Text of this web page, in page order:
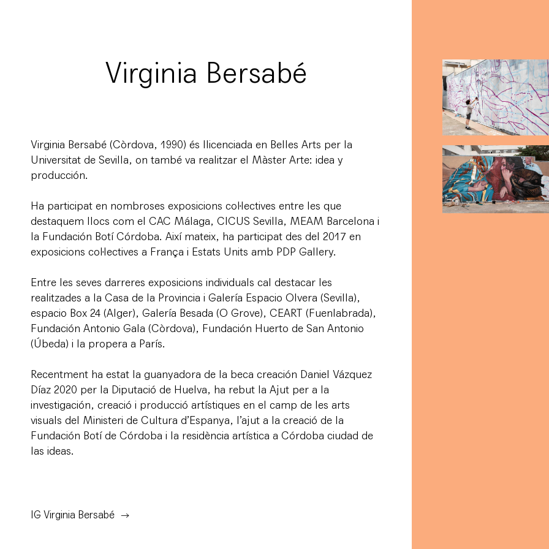
Virginia Bersabé
Virginia Bersabé (Còrdova, 1990) és llicenciada en Belles Arts per la
Universitat de Sevilla, on també va realitzar el Màster Arte: idea y
producción.
Ha participat en nombroses exposicions col·lectives entre les que
destaquem llocs com el CAC Málaga, CICUS Sevilla, MEAM Barcelona i
la Fundación Botí Córdoba. Així mateix, ha participat des del 2017 en
exposicions col·lectives a França i Estats Units amb PDP Gallery.
Entre les seves darreres exposicions individuals cal destacar les
realitzades a la Casa de la Provincia i Galería Espacio Olvera (Sevilla),
espacio Box 24 (Alger), Galería Besada (O Grove), CEART (Fuenlabrada),
Fundación Antonio Gala (Còrdova), Fundación Huerto de San Antonio
(Úbeda) i la propera a París.
Recentment ha estat la guanyadora de la beca creación Daniel Vázquez
Díaz 2020 per la Diputació de Huelva, ha rebut la Ajut per a la
investigación, creació i producció artístiques en el camp de les arts
visuals del Ministeri de Cultura d’Espanya, l’ajut a la creació de la
Fundación Botí de Córdoba i la residència artística a Córdoba ciudad de
las ideas.
IG Virginia Bersabé